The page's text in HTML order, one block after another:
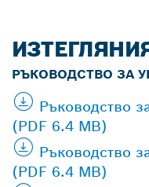
РЪКОВОДСТВО ЗА
Ръководство
(PDF 6.4 MB)
Ръководство
(PDF 6.4 MB)